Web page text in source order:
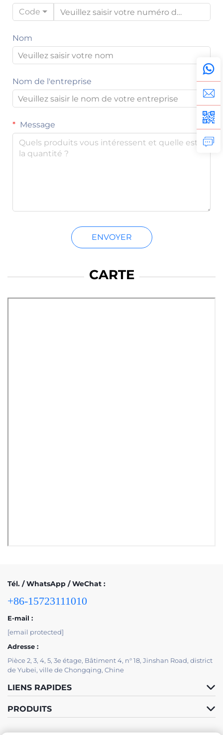
Code
Nom
Nom de l'entreprise
Message
ENVOYER
CARTE
Tél. / WhatsApp / WeChat :
+86-15723111010
E-mail :
[email protected]
Adresse :
Pièce 2, 3, 4, 5, 3e étage, Bâtiment 4, n° 18, Jinshan Road, district
de Yubei, ville de Chongqing, Chine
LIENS RAPIDES
PRODUITS